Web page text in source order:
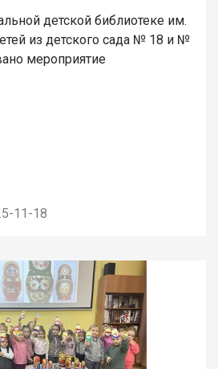
детской библиотеке им.
из детского сада № 18 и №
мероприятие
11-18